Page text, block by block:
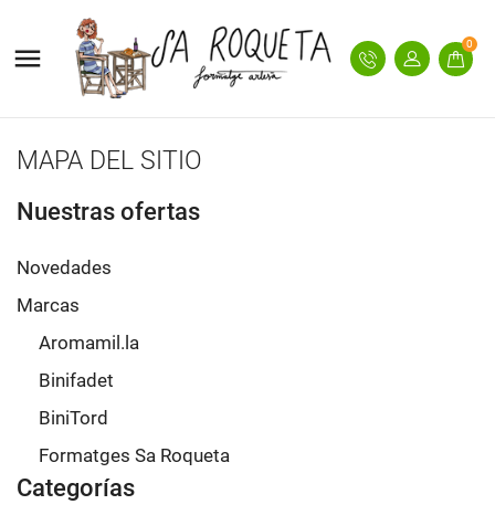
 0
MAPA DEL SITIO
Nuestras ofertas
Novedades
Marcas
Aromamil.la
Binifadet
BiniTord
Formatges Sa Roqueta
Categorías